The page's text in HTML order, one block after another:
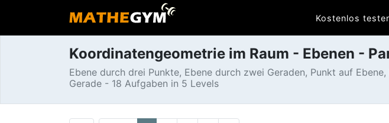
Kostenlos
Koordinatengeometrie im Raum - Ebenen -
Ebene durch drei Punkte, Ebene durch zwei Geraden, Punkt auf
Gerade - 18 Aufgaben in 5 Levels